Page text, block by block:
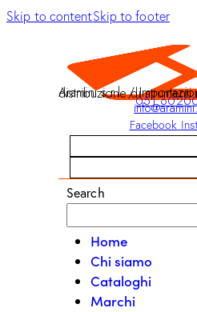
Skip to contentSkip to footer
Aramini s.r.l. / Importazione e distribuzione di
051
Facebook
Search
Home
Chi siamo
Cataloghi
Marchi